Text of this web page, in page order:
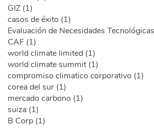
GIZ (1)
casos de éxito (1)
Evaluación de Necesidades
CAF (1)
world climate limited (1)
world climate summit (1)
compromiso climatico corporativo (1)
corea del sur (1)
mercado carbono (1)
suiza (1)
B Corp (1)